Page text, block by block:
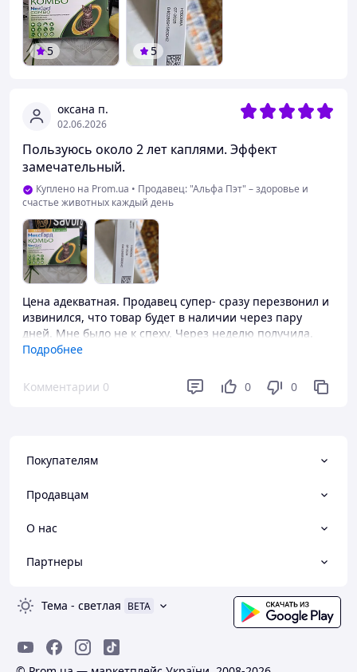
оксана п.
02.06.2026
Пользуюсь около 2 лет каплями. Эффект
замечательный.
Куплено на Prom.ua • Продавец: "Альфа Пэт" – здоровье и
счастье животных каждый день
Цена адекватная. Продавец супер- сразу перезвонил и
извинился, что товар будет в наличии через пару
дней. Мне было не к спеху. Через неделю получила.
Преимущества
Товар свежий. Дата окончания срока 07.2028г. Цена
адекватная. Капли супер- от 12 "бед"(12 позиций- от
Подробнее
Комментарии 0 0 0
5 5
Покупателям
Продавцам
О нас
Партнеры
Тема - светлая BETA